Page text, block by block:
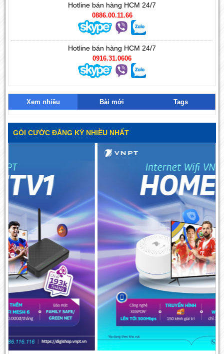
Hotline bán hàng HCM 24/7
0886.00.11.66
Hotline bán hàng HCM 24/7
0916.31.0606
Xem nhiều Bài mới Tags
GÓI CƯỚC ĐĂNG KÝ NHIỀU NHẤT